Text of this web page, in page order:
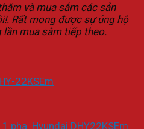
và mua sắm các sản
Rất mong được sự ủng hộ
mua sắm tiếp theo.
pha. Hyundai DHY22KSEm